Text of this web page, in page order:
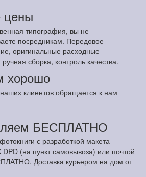
цены
типография, вы не
посредникам. Передовое
оригинальные расходные
сборка, контроль качества.
хорошо
клиентов обращается к нам
БЕСПЛАТНО
с разработкой макета
DPD (на пункт самовывоза) или почтой
Доставка курьером на дом от